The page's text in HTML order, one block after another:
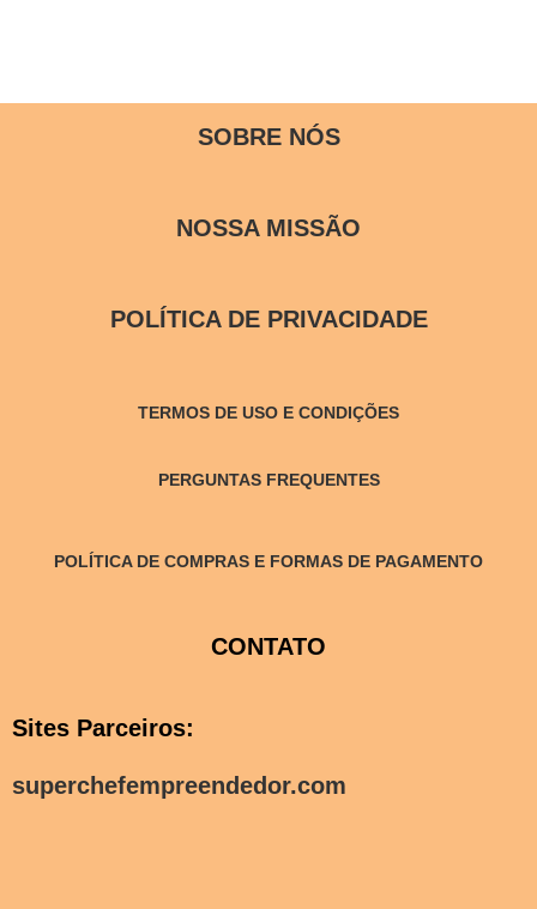
SOBRE NÓS
NOSSA MISSÃO
POLÍTICA DE PRIVACIDADE
TERMOS DE USO E CONDIÇÕES
PERGUNTAS FREQUENTES
POLÍTICA DE COMPRAS E FORMAS DE PAGAMENTO
CONTATO
Sites Parceiros:
superchefempreendedor.com